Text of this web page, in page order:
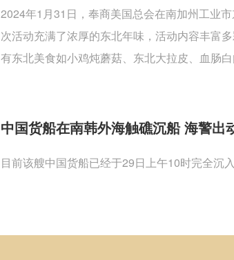
2024年1月31日，奉商美国总会在南加州工业
次活动充满了浓厚的东北年味，活动内容丰富
有东北美食如小鸡炖蘑菇、东北大拉皮、血肠
中国货船在南韩外海触礁沉船 海警出
目前该艘中国货船已经于29日上午10时完全沉入